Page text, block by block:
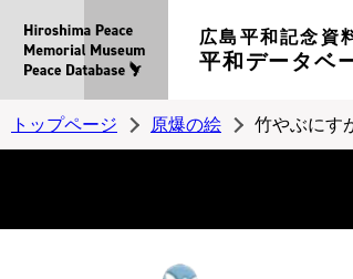
広島平和記念資
平和データベ
トップページ 原爆の絵 竹やぶにす